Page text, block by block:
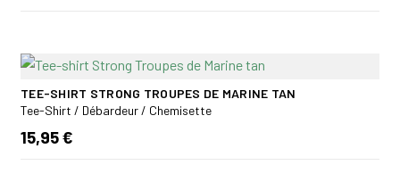
TEE-SHIRT STRONG TROUPES DE MARINE TAN
Tee-Shirt / Débardeur / Chemisette
15,95 €